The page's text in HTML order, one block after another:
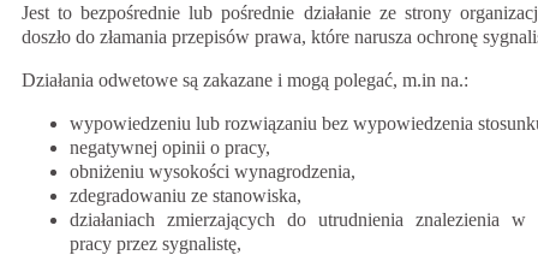
Jest to bezpośrednie lub pośrednie działanie ze strony
doszło do złamania przepisów prawa, które narusza ochronę
Działania odwetowe są zakazane i mogą polegać, m.in na.:
wypowiedzeniu lub rozwiązaniu bez wypowiedzenia
negatywnej opinii o pracy,
obniżeniu wysokości wynagrodzenia,
zdegradowaniu ze stanowiska,
działaniach zmierzających do utrudnienia znalezienia w
pracy przez sygnalistę,